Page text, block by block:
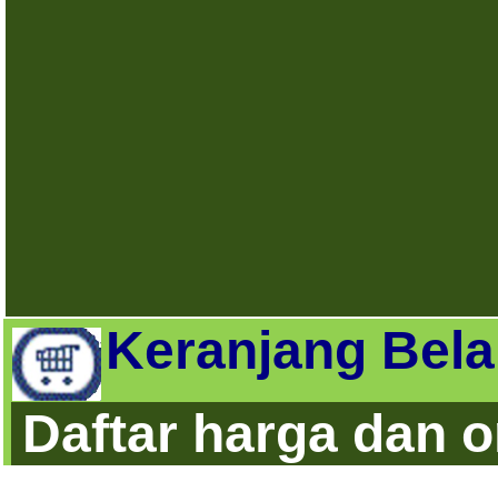
Keranjang
Daftar harga dan